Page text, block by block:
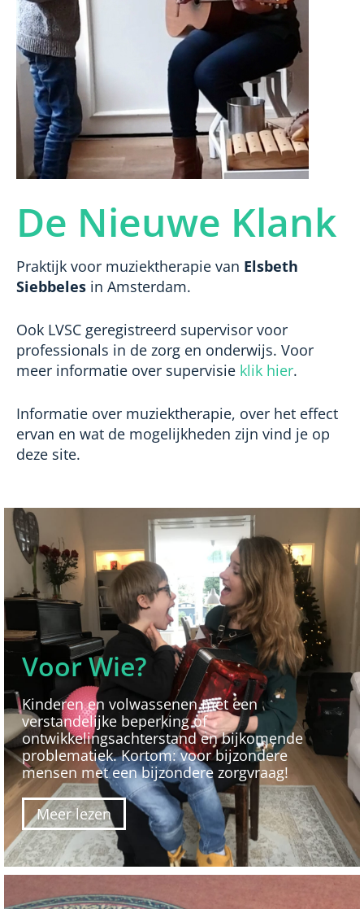
De Nieuwe Klank
Praktijk voor muziektherapie van Elsbeth
Siebbeles in Amsterdam.
Ook LVSC geregistreerd supervisor voor
professionals in de zorg en onderwijs. Voor
meer informatie over supervisie klik hier.
Informatie over muziektherapie, over het effect
ervan en wat de mogelijkheden zijn vind je op
deze site.
Voor Wie?
Kinderen en volwassenen met een
verstandelijke beperking of
ontwikkelingsachterstand en bijkomende
problematiek. Kortom: voor bijzondere
mensen met een bijzondere zorgvraag!
Meer lezen